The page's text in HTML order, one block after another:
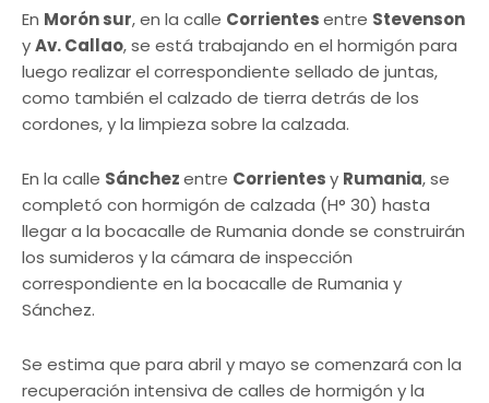
En Morón sur, en la calle Corrientesentre Stevenson
yAv. Callao, se está trabajando en el hormigón para
luego realizar el correspondiente sellado de juntas,
como también el calzado de tierra detrás de los
cordones, y la limpieza sobre la calzada.
En la calle Sánchezentre Corrientesy Rumania, se
completó con hormigón de calzada (H° 30) hasta
llegar a la bocacalle de Rumania donde se construirán
los sumideros y la cámara de inspección
correspondiente en la bocacalle de Rumania y
Sánchez.
Se estima que para abril y mayo se comenzará con la
recuperación intensiva de calles de hormigón y la